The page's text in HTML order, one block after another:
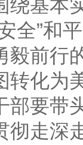
绕基本
全”和
毅前行
转化为
部要带
彻走深